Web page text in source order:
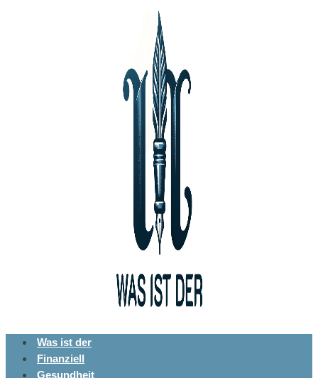
Was ist der
Finanziell
Gesundheit